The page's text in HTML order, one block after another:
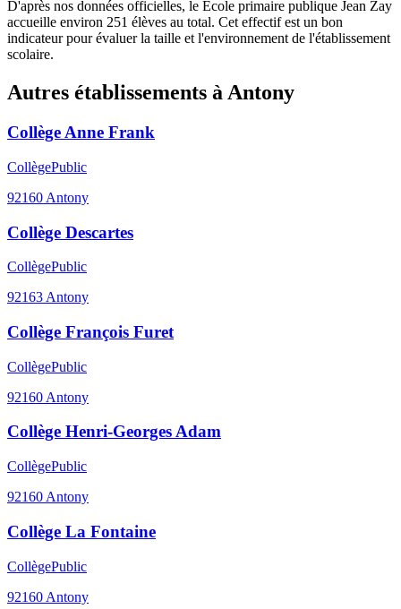
D'après nos données officielles, le Ecole primaire publique Jean Zay
accueille environ 251 élèves au total. Cet effectif est un bon
indicateur pour évaluer la taille et l'environnement de l'établissement
scolaire.
Autres établissements àAntony
Collège Anne Frank
CollègePublic
92160 Antony
Collège Descartes
CollègePublic
92163 Antony
Collège François Furet
CollègePublic
92160 Antony
Collège Henri-Georges Adam
CollègePublic
92160 Antony
Collège La Fontaine
CollègePublic
92160 Antony